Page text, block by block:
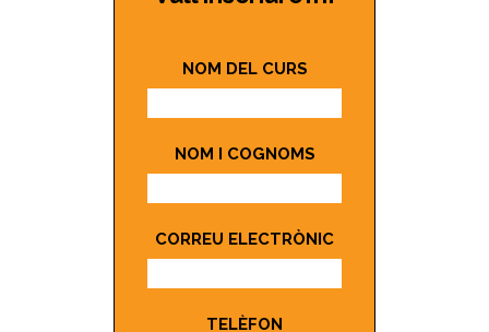
NOM DEL CURS
NOM I COGNOMS
CORREU ELECTRÒNIC
TELÈFON